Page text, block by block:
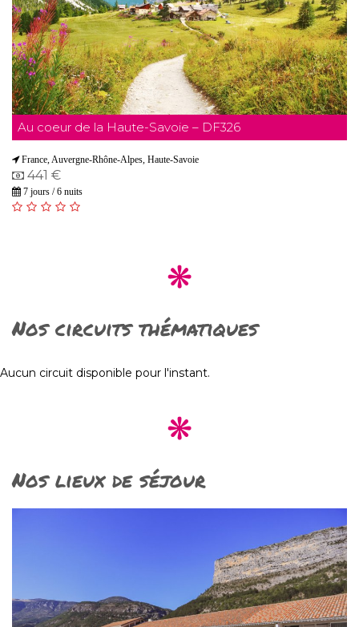
Au coeur de la Haute-Savoie – DF326
France, Auvergne-Rhône-Alpes, Haute-Savoie
441 €
7 jours / 6 nuits
Nos circuits thématiques
Aucun circuit disponible pour l'instant.
Nos lieux de séjour